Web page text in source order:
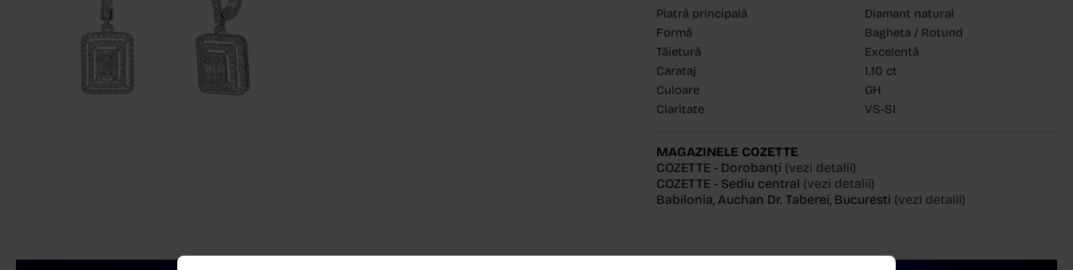
Piatră principală
Diamant natural
Formă
Bagheta / Rotund
Tăietură
Excelentă
Carataj
1.10 ct
Culoare
GH
Claritate
VS-SI
MAGAZINELE COZETTE
COZETTE - Dorobanți (vezi detalii)
COZETTE - Sediu central (vezi detalii)
Babilonia, Auchan Dr. Taberei, Bucuresti (vezi detalii)